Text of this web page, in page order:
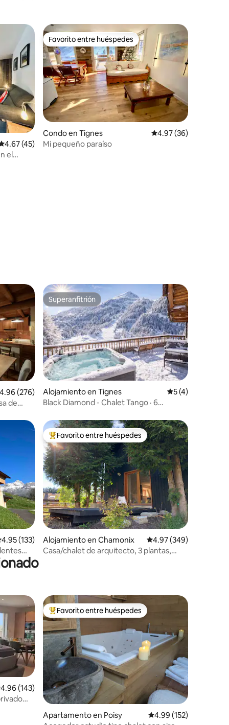
promedio: 4.67 de 5, 45 reseñas
4.67 (45)
el
Favorito entre huéspedes
Favorito entre huéspedes
Condo en Tignes Calificación
4.97 (36)
Mi pequeño paraíso
promedio: 4.96 de 5, 276 reseñas
4.96 (276)
de
Superanfitrión
Superanfitrión
Alojamiento en Tignes Calificación
5 (4)
Black Diamond - Chalet Tango · 6
promedio: 4.95 de 5, 133 reseñas
4.95 (133)
Favorito entre huéspedes preferido
Favorito entre huéspedes
Alojamiento en Chamonix Calificación promedio:
4.97 (349)
Casa/chalet de arquitecto, 3 plantas,
promedio: 4.96 de 5, 143 reseñas
4.96 (143)
Favorito entre huéspedes preferido
Favorito entre huéspedes
Apartamento en Poisy Calificación promedio:
4.99 (152)